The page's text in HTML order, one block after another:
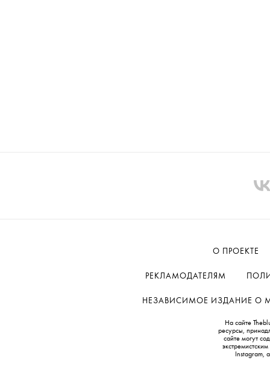
О ПРОЕКТЕ
РЕКЛАМОДАТЕЛЯМ
НЕЗАВИСИМОЕ ИЗДАНИЕ О
На сайте
ресурсы,
сайте могут
Instagram,